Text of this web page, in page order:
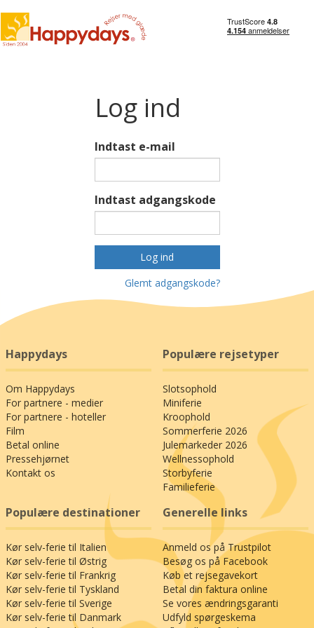
Log ind
Indtast e-mail
Indtast adgangskode
Log ind
Glemt adgangskode?
Happydays
Om Happydays
For partnere - medier
For partnere - hoteller
Film
Betal online
Pressehjørnet
Kontakt os
Populære rejsetyper
Slotsophold
Miniferie
Kroophold
Sommerferie 2026
Julemarkeder 2026
Wellnessophold
Storbyferie
Familieferie
Populære destinationer
Kør selv-ferie til Italien
Kør selv-ferie til Østrig
Kør selv-ferie til Frankrig
Kør selv-ferie til Tyskland
Kør selv-ferie til Sverige
Kør selv-ferie til Danmark
Generelle links
Anmeld os på Trustpilot
Besøg os på Facebook
Køb et rejsegavekort
Betal din faktura online
Se vores ændringsgaranti
Udfyld spørgeskema